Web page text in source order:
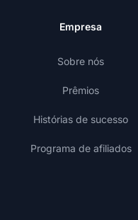
Empresa
Sobre nós
Prêmios
Histórias de sucesso
Programa de afiliados